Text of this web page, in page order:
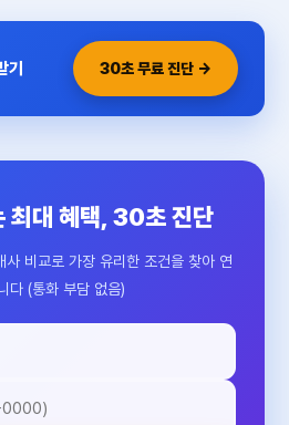
기 30초 무료 진단 →
최대 혜택, 30초 진단
사 비교로 가장 유리한 조건을 찾아 연
다 (통화 부담 없음)